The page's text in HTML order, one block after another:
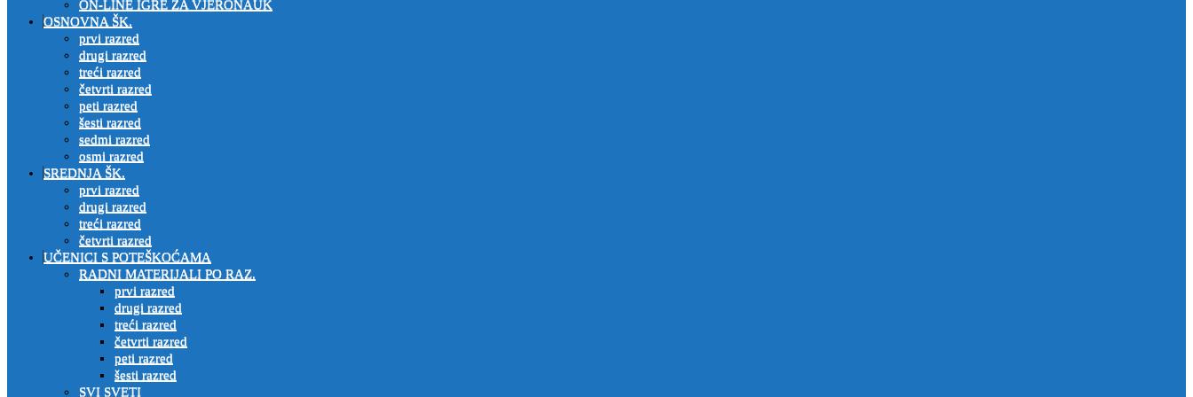
ON-LINE IGRE ZA VJERONAUK
OSNOVNA ŠK.
prvi razred
drugi razred
treći razred
četvrti razred
peti razred
šesti razred
sedmi razred
osmi razred
SREDNJA ŠK.
prvi razred
drugi razred
treći razred
četvrti razred
UČENICI S POTEŠKOĆAMA
RADNI MATERIJALI PO RAZ.
prvi razred
drugi razred
treći razred
četvrti razred
peti razred
šesti razred
SVI SVETI